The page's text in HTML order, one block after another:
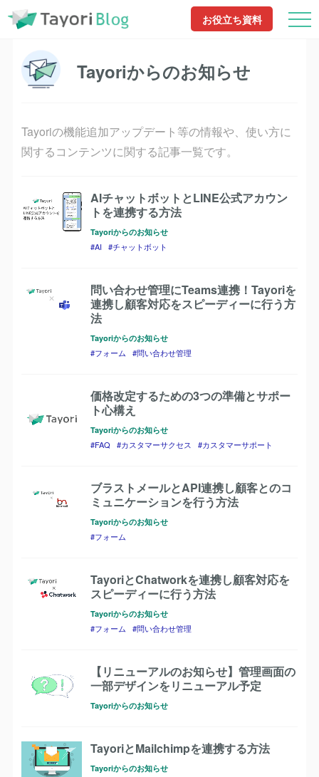
お役立ち資料
TayoriBlog Tayoriからのお知らせ
Tayoriからのお知らせ
Tayoriの機能追加アップデート等の情報や、使い方に
関するコンテンツに関する記事一覧です。
AIチャットボットとLINE公式アカウン
トを連携する方法
Tayoriからのお知らせ
AI チャットボット
問い合わせ管理にTeams連携！Tayoriを
連携し顧客対応をスピーディーに行う方
法
Tayoriからのお知らせ
フォーム 問い合わせ管理
価格改定するための3つの準備とサポー
ト心構え
Tayoriからのお知らせ
FAQ カスタマーサクセス カスタマーサポート
ブラストメールとAPI連携し顧客とのコ
ミュニケーションを行う方法
Tayoriからのお知らせ
フォーム
TayoriとChatworkを連携し顧客対応を
スピーディーに行う方法
Tayoriからのお知らせ
フォーム 問い合わせ管理
【リニューアルのお知らせ】管理画面の
一部デザインをリニューアル予定
Tayoriからのお知らせ
TayoriとMailchimpを連携する方法
Tayoriからのお知らせ